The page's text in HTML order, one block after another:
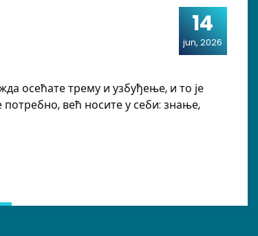
14
jun, 2026
осећате трему и узбуђење, и то је
већ носите у себи: знање,